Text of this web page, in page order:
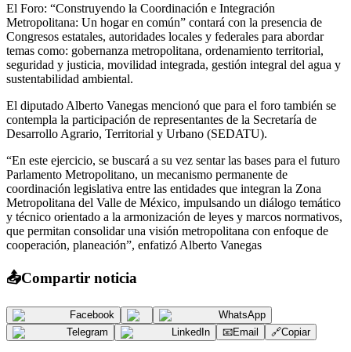
El Foro: “Construyendo la Coordinación e Integración
Metropolitana: Un hogar en común” contará con la presencia de
Congresos estatales, autoridades locales y federales para abordar
temas como: gobernanza metropolitana, ordenamiento territorial,
seguridad y justicia, movilidad integrada, gestión integral del agua y
sustentabilidad ambiental.
El diputado Alberto Vanegas mencionó que para el foro también se
contempla la participación de representantes de la Secretaría de
Desarrollo Agrario, Territorial y Urbano (SEDATU).
“En este ejercicio, se buscará a su vez sentar las bases para el futuro
Parlamento Metropolitano, un mecanismo permanente de
coordinación legislativa entre las entidades que integran la Zona
Metropolitana del Valle de México, impulsando un diálogo temático
y técnico orientado a la armonización de leyes y marcos normativos,
que permitan consolidar una visión metropolitana con enfoque de
cooperación, planeación”, enfatizó Alberto Vanegas
📤Compartir noticia
Facebook
WhatsApp
Telegram
LinkedIn 📧Email 🔗Copiar